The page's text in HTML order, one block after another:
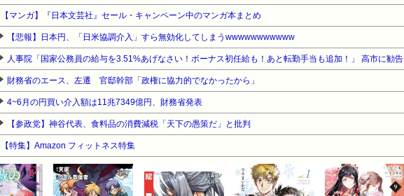
【マンガ】『日本文芸社』セール・キャンペーン中のマンガ本まとめ
【悲報】日本円、「日米協調介入」すら無効化してしまうwwwwwwwwwww
人事院「国家公務員の給与を3.51%あげなさい！ボーナス初任給も！あと転勤手当も追加！」 高市に勧告
財務省のエース、左遷 官邸幹部「政権に協力的でなかったから」
4~6月の円買い介入額は11兆7349億円、財務省発表
【参政党】神谷代表、食料品の消費減税「天下の愚策だ」と批判
【特集】Amazon フィットネス特集